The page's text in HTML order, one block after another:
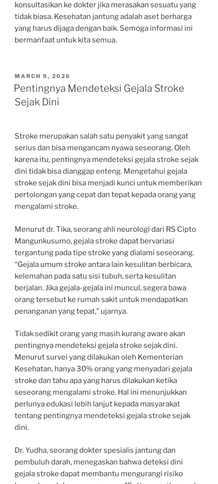
konsultasikan ke dokter jika merasakan sesuatu yang
tidak biasa. Kesehatan jantung adalah aset berharga
yang harus dijaga dengan baik. Semoga informasi ini
bermanfaat untuk kita semua.
POSTED
ON
MARCH 9, 2026
Pentingnya Mendeteksi Gejala Stroke
Sejak Dini
Stroke merupakan salah satu penyakit yang sangat
serius dan bisa mengancam nyawa seseorang. Oleh
karena itu, pentingnya mendeteksi gejala stroke sejak
dini tidak bisa dianggap enteng. Mengetahui gejala
stroke sejak dini bisa menjadi kunci untuk memberikan
pertolongan yang cepat dan tepat kepada orang yang
mengalami stroke.
Menurut dr. Tika, seorang ahli neurologi dari RS Cipto
Mangunkusumo, gejala stroke dapat bervariasi
tergantung pada tipe stroke yang dialami seseorang.
“Gejala umum stroke antara lain kesulitan berbicara,
kelemahan pada satu sisi tubuh, serta kesulitan
berjalan. Jika gejala-gejala ini muncul, segera bawa
orang tersebut ke rumah sakit untuk mendapatkan
penanganan yang tepat,” ujarnya.
Tidak sedikit orang yang masih kurang aware akan
pentingnya mendeteksi gejala stroke sejak dini.
Menurut survei yang dilakukan oleh Kementerian
Kesehatan, hanya 30% orang yang menyadari gejala
stroke dan tahu apa yang harus dilakukan ketika
seseorang mengalami stroke. Hal ini menunjukkan
perlunya edukasi lebih lanjut kepada masyarakat
tentang pentingnya mendeteksi gejala stroke sejak
dini.
Dr. Yudha, seorang dokter spesialis jantung dan
pembuluh darah, menegaskan bahwa deteksi dini
gejala stroke dapat membantu mengurangi risiko